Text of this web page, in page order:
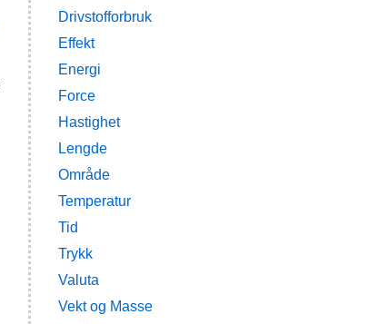
Drivstofforbruk
Effekt
Energi
Force
Hastighet
Lengde
Område
Temperatur
Tid
Trykk
Valuta
Vekt og Masse